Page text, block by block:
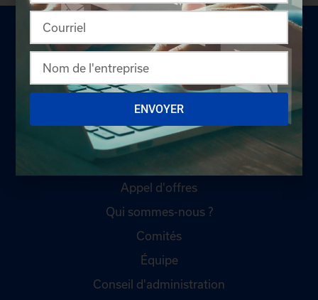
LA CHAMBRE
Appel d'offres
Qui sommes-nous ?
Comités
Équipe
Conseil d'administration
ENVOYER